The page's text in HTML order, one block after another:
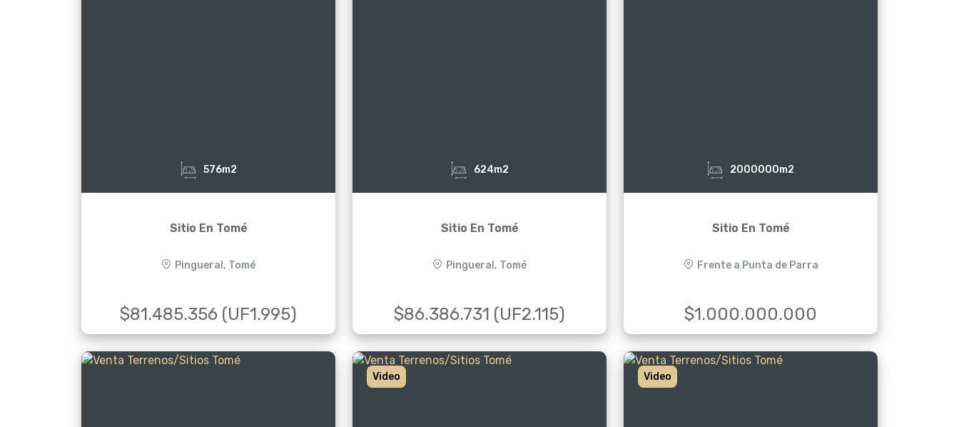
576m2
Sitio En Tomé
Pingueral, Tomé
$81.485.356 (UF1.995)
624m2
Sitio En Tomé
Pingueral, Tomé
$86.386.731 (UF2.115)
2000000m2
Sitio En Tomé
Frente a Punta de Parra
$1.000.000.000
Video Video